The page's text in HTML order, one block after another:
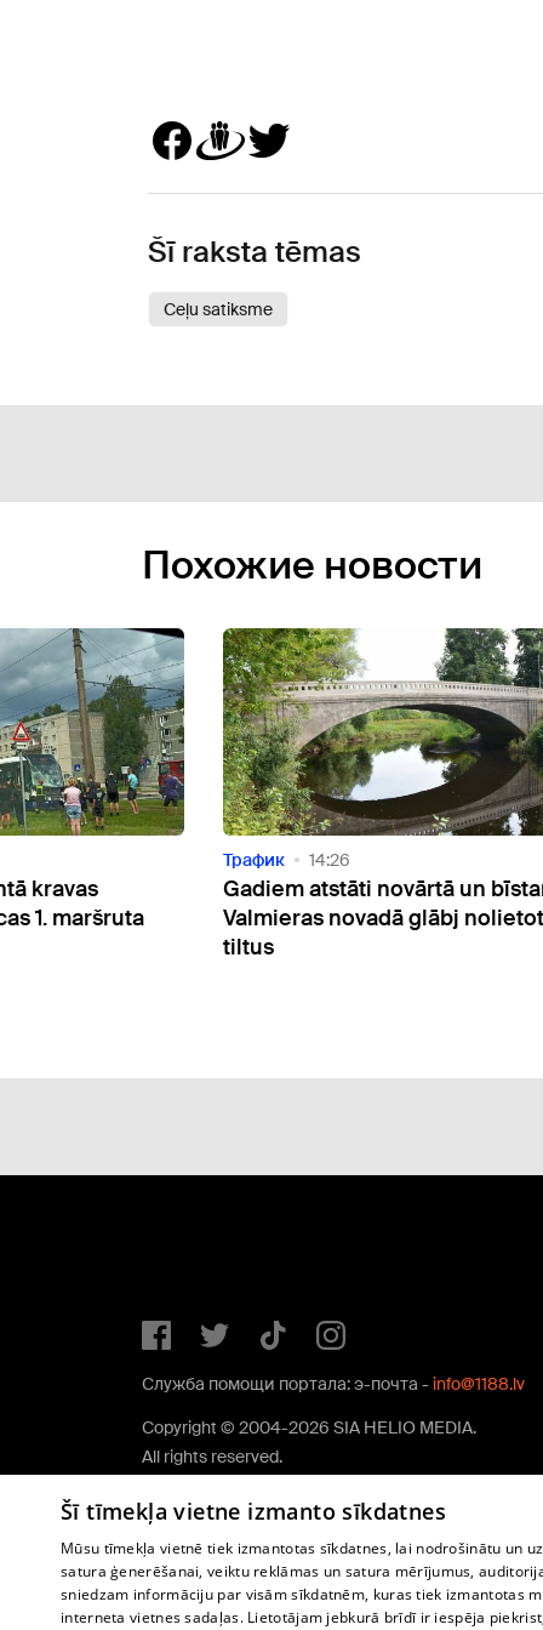
Šī raksta tēmas
Ceļu satiksme
Похожие новости
un bīstami:
nolietotos
Актуально 06:03
Gandrīz trešdaļa ārvalstu
pārkāpumu Rīgā ir ceļu
jomā
Служба помощи портала: э-почта - info@1188.lv
Copyright © 2004-2026 SIA HELIO MEDIA.
All rights reserved.
Šī tīmekļa vietne izmanto sīkdatnes
Mūsu tīmekļa vietnē tiek izmantotas sīkdatnes, lai nodrošinātu un
satura ģenerēšanai, veiktu reklāmas un satura mērījumus,
sniedzam informāciju par visām sīkdatnēm, kuras tiek izmantotas
interneta vietnes sadaļas. Lietotājam jebkurā brīdī ir iespēja